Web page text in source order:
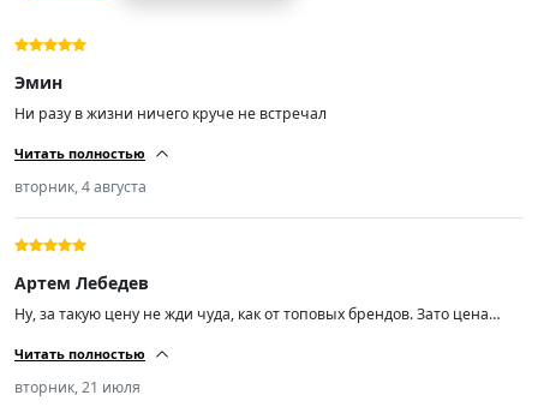
Эмин
Ни разу в жизни ничего круче не встречал
Читать полностью
вторник, 4 августа
Артем Лебедев
Ну, за такую цену не жди чуда, как от топовых брендов. Зато цена
нашёл.
Читать полностью
вторник, 21 июля